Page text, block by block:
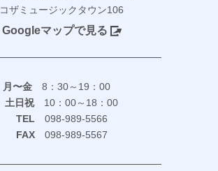
コザミュージックタウン106
Googleマップで見る
月〜金 8：30～19：00
土日祝10：00～18：00
TEL 098-989-5566
FAX098-989-5567